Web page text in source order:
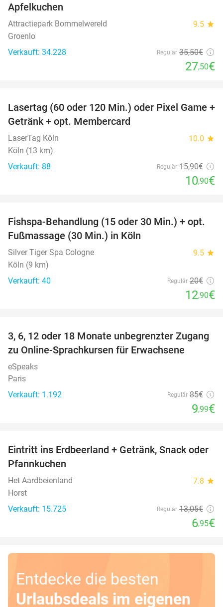
Apfelkuchen
Attractiepark Bommelwereld 9.5 star
Groenlo
Verkauft: 34.228
Regulär 35,50€
27,50€
31%
Lasertag (60 oder 120 Min.) oder Pixel Game +
Getränk + opt. Membercard
LaserTag Köln 10.0 star
Köln (13 km)
Verkauft: 88
Regulär 15,90€
10,90€
36%
Fishspa-Behandlung (15 oder 30 Min.) + opt.
Fußmassage (30 Min.) in Köln
Silver Tiger Spa Cologne 9.5 star
Köln (9 km)
Verkauft: 40
Regulär 20€
12,90€
88%
3, 6, 12 oder 18 Monate unbegrenzter Zugang
zu Online-Sprachkursen für Erwachsene
eSpeaks
Paris
Verkauft: 1.192
Regulär 85€
9,99€
47%
Eintritt ins Erdbeerland + Getränk, Snack oder
Pfannkuchen
Het Aardbeienland 7.8 star
Horst
Verkauft: 15.725
Regulär 13,05€
6,95€
Entdecke die besten
Urlaubsdeals im eigenen